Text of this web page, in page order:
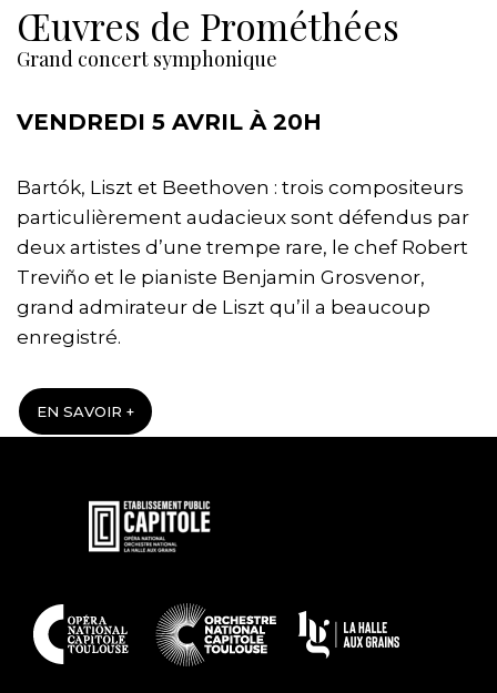
Œuvres de Prométhées
Grand concert symphonique
VENDREDI 5 AVRIL À 20H
Bartók, Liszt et Beethoven : trois compositeurs
particulièrement audacieux sont défendus par
deux artistes d’une trempe rare, le chef Robert
Treviño et le pianiste Benjamin Grosvenor,
grand admirateur de Liszt qu’il a beaucoup
enregistré.
EN SAVOIR +
En
savoir